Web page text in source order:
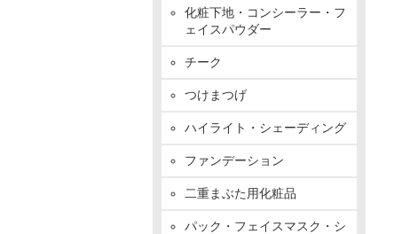
化粧下地・コンシーラー・フ
ェイスパウダー
チーク
つけまつげ
ハイライト・シェーディング
ファンデーション
二重まぶた用化粧品
パック・フェイスマスク・シ